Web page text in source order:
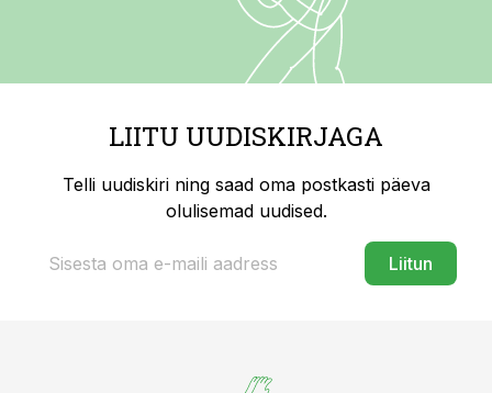
LIITU UUDISKIRJAGA
Telli uudiskiri ning saad oma postkasti päeva
olulisemad uudised.
Liitun